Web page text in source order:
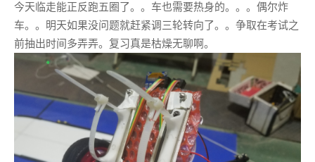
今天临走能正反跑五圈了。。车也需要热身的。。。偶尔炸
车。。明天如果没问题就赶紧调三轮转向了。。争取在考试之
前抽出时间多弄弄。复习真是枯燥无聊啊。